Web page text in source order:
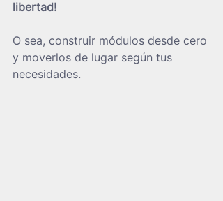
libertad!
O sea, construir módulos desde cero
y moverlos de lugar según tus
necesidades.